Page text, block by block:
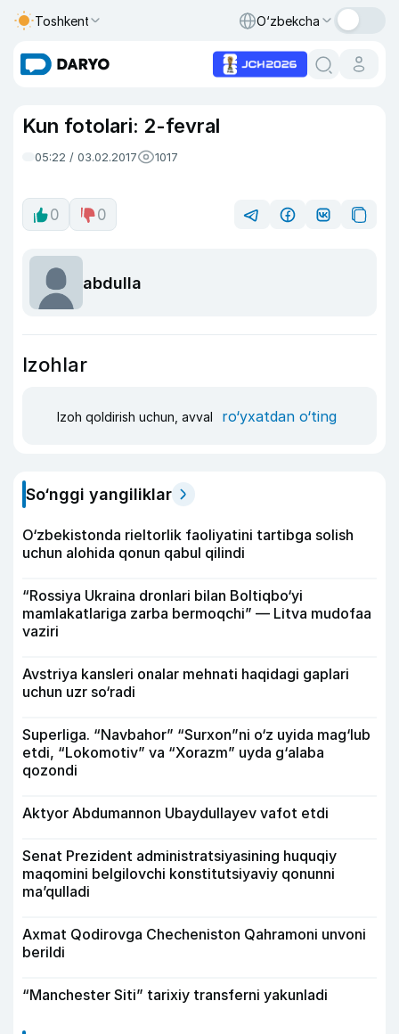
Toshkent O‘zbekcha
Kun fotolari: 2-fevral
05:22 / 03.02.2017 1017
0 0
abdulla
Izohlar
Izoh qoldirish uchun, avval ro‘yxatdan o‘ting
So‘nggi yangiliklar
O‘zbekistonda rieltorlik faoliyatini tartibga solish
uchun alohida qonun qabul qilindi
“Rossiya Ukraina dronlari bilan Boltiqbo‘yi
mamlakatlariga zarba bermoqchi” — Litva mudofaa
vaziri
Avstriya kansleri onalar mehnati haqidagi gaplari
uchun uzr so‘radi
Superliga. “Navbahor” “Surxon”ni o‘z uyida mag‘lub
etdi, “Lokomotiv” va “Xorazm” uyda g‘alaba
qozondi
Aktyor Abdu­mannon Ubaydullayev vafot etdi
Senat Prezident administratsiyasining huquqiy
maqomini belgilovchi konstitutsiyaviy qonunni
ma’qulladi
Axmat Qodirovga Checheniston Qahramoni unvoni
berildi
“Manchester Siti” tarixiy transferni yakunladi